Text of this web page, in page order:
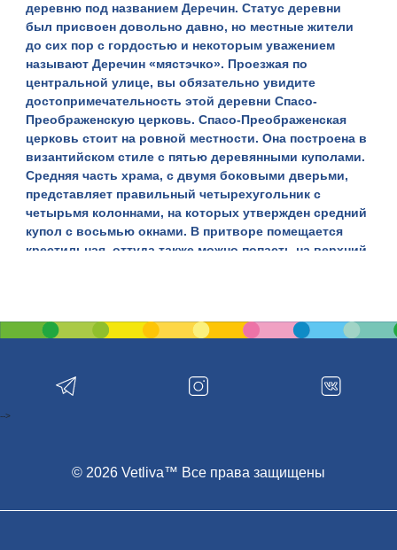
деревню под названием Деречин. Статус деревни
был присвоен довольно давно, но местные жители
до сих пор с гордостью и некоторым уважением
называют Деречин «мястэчко». Проезжая по
центральной улице, вы обязательно увидите
достопримечательность этой деревни Спасо-
Преображенскую церковь. Спасо-Преображенская
церковь стоит на ровной местности. Она построена в
византийском стиле с пятью деревянными куполами.
Средняя часть храма, с двумя боковыми дверьми,
представляет правильный четырехугольник с
четырьмя колоннами, на которых утвержден средний
купол с восьмью окнами. В притворе помещается
крестильная, оттуда также можно попасть на верхний
росписью. Алтарная и купольная часть храма
украшена библейскими сюжетами и изображениями
церковном архиве не сохранились сведения о том,
кто и когда сотворил этот удивительный шедевр. Но
открыты Царские врата. Сохраняя традицию
икону «Моления о чаше», иконописец не отступил от
© 2026 Vetliva™ Все права защищены
-->